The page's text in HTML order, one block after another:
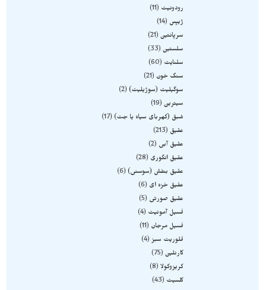
رودونیت
11
ژیپس
14
سرپانتین 21
سلستین 33
سلنایت
60
سنگ خون
21
سوگیلیت (سوژیلیت) 2
سیترین 19
شبق (کهربای سیاه یا جت) 17
عقیق
213
عقیق آبی
2
عقیق انگوری
28
عقیق بنفش (سوسنی) 6
عقیق خزه ای
6
عقیق صورتی
5
فسیل آمونیت
4
فسیل مرجان
11
فلوریت سبز 4
کارنلین 75
کریزوکولا 8
کلسیت
43